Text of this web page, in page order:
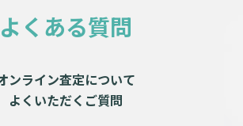
よくある質問
ンライン査定について
よくいただくご質問